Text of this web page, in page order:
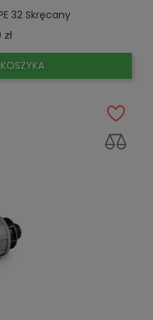
32 Skręcany
Cena